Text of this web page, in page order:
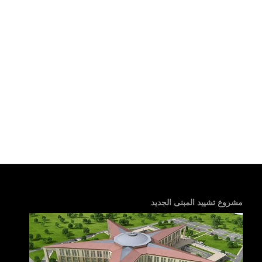
مشروع تشييد المبنى الجديد